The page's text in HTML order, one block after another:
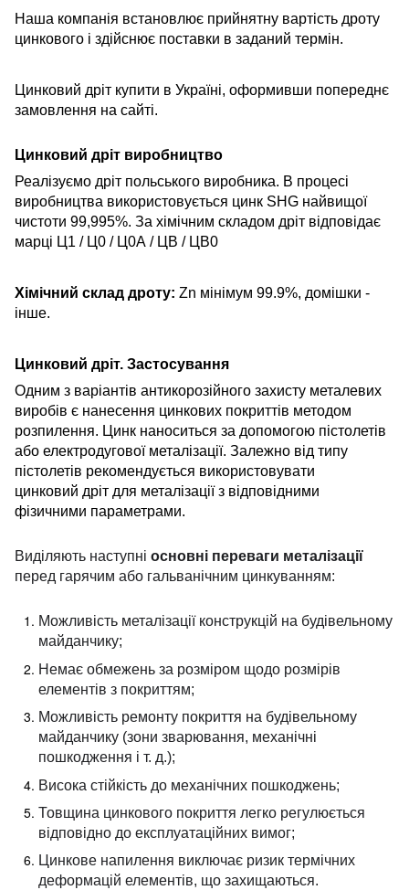
Наша компанія встановлює прийнятну вартість дроту
цинкового і здійснює поставки в заданий термін.
Цинковий дріт купити в Україні, оформивши попереднє
замовлення на сайті.
Цинковий дріт виробництво
Реалізуємо дріт польського виробника. В процесі
виробництва використовується цинк SHG найвищої
чистоти 99,995%. За хімічним складом дріт відповідає
марці Ц1 / Ц0 / Ц0А / ЦВ / ЦВ0
Хімічний склад дроту: Zn мінімум 99.9%, домішки -
інше.
Цинковий дріт. Застосування
Одним з варіантів антикорозійного захисту металевих
виробів є нанесення цинкових покриттів методом
розпилення. Цинк наноситься за допомогою пістолетів
або електродугової металізації. Залежно від типу
пістолетів рекомендується використовувати
цинковий дріт для металізації з відповідними
фізичними параметрами.
Виділяють наступні основні переваги металізації
перед гарячим або гальванічним цинкуванням:
Можливість металізації конструкцій на будівельному
майданчику;
Немає обмежень за розміром щодо розмірів
елементів з покриттям;
Можливість ремонту покриття на будівельному
майданчику (зони зварювання, механічні
пошкодження і т. д.);
Висока стійкість до механічних пошкоджень;
Товщина цинкового покриття легко регулюється
відповідно до експлуатаційних вимог;
Цинкове напилення виключає ризик термічних
деформацій елементів, що захищаються.